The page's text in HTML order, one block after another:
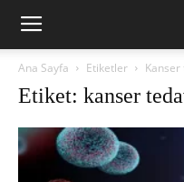
Ana Sayfa Etiketler Kanser
Etiket: kanser